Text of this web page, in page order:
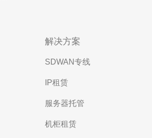
解决方案
SDWAN专线
IP租赁
服务器托管
机柜租赁